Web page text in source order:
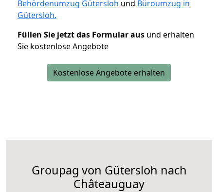
Behördenumzug Gütersloh und Büroumzug in
Gütersloh.
Füllen Sie jetzt das Formular aus und erhalten
Sie kostenlose Angebote
Kostenlose Angebote erhalten
Groupag von Gütersloh nach
Châteauguay